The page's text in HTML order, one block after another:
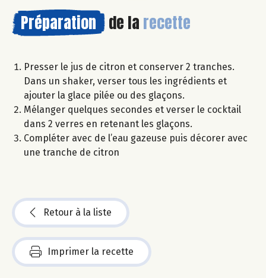
Préparation de la recette
Presser le jus de citron et conserver 2 tranches.
Dans un shaker, verser tous les ingrédients et
ajouter la glace pilée ou des glaçons.
Mélanger quelques secondes et verser le cocktail
dans 2 verres en retenant les glaçons.
Compléter avec de l’eau gazeuse puis décorer avec
une tranche de citron
Retour à la liste
Imprimer la recette